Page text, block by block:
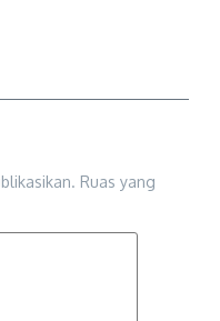
Ruas yang